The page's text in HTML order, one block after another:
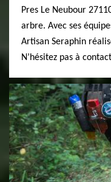
Pres Le Neubour
arbre. Avec ses
Artisan Seraphin
N’hésitez pas à